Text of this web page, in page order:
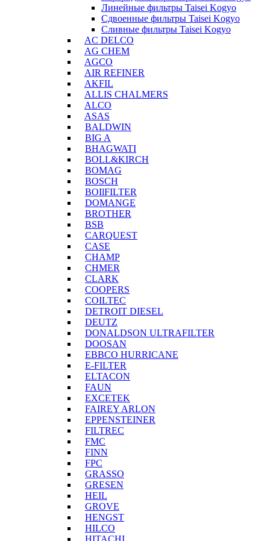
Линейные фильтры Taisei Kogyo
Сдвоенные фильтры Taisei Kogyo
Сливные фильтры Taisei Kogyo
AC DELCO
AG CHEM
AGCO
AIR REFINER
AKFIL
ALLIS CHALMERS
ALCO
ASAS
BALDWIN
BIG A
BHAGWATI
BOLL&KIRCH
BOMAG
BOSCH
BOIlFILTER
DOMANGE
BROTHER
BSB
CARQUEST
CASE
CHAMP
CHMER
CLARK
COOPERS
COILTEC
DETROIT DIESEL
DEUTZ
DONALDSON ULTRAFILTER
DOOSAN
EBBCO HURRICANE
E-FILTER
ELTACON
FAUN
EXCETEK
FAIREY ARLON
EPPENSTEINER
FILTREC
FMC
FINN
FPC
GRASSO
GRESEN
HEIL
GROVE
HENGST
HILCO
HITACHI